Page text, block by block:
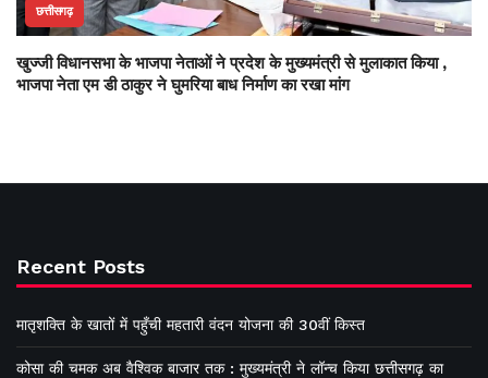
छत्तीसगढ़
खुज्जी विधानसभा के भाजपा नेताओं ने प्रदेश के मुख्यमंत्री से मुलाकात किया ,
भाजपा नेता एम डी ठाकुर ने घुमरिया बाध निर्माण का रखा मांग
Recent Posts
मातृशक्ति के खातों में पहुँची महतारी वंदन योजना की 30वीं किस्त
कोसा की चमक अब वैश्विक बाजार तक : मुख्यमंत्री ने लॉन्च किया छत्तीसगढ़ का